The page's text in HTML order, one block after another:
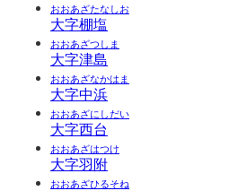
おおあざたなしお
大字棚塩
おおあざつしま
大字津島
おおあざなかはま
大字中浜
おおあざにしだい
大字西台
おおあざはつけ
大字羽附
おおあざひるそね